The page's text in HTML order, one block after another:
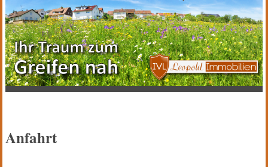
Anfahrt